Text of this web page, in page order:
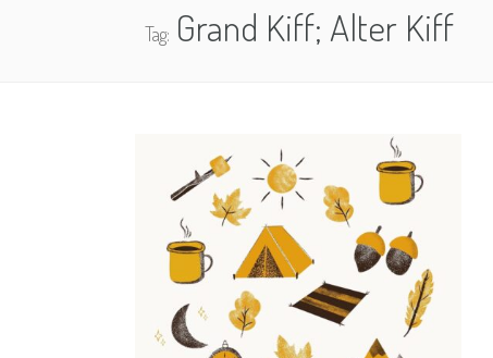
Tag:Grand Kiff; Alter Kiff